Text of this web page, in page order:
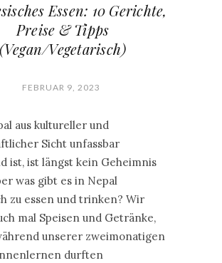
Essen: 10 Gerichte,
Preise & Tipps
(Vegan/Vegetarisch)
FEBRUAR 9, 2023
aus kultureller und
Sicht unfassbar
ist, ist längst kein Geheimnis
was gibt es in Nepal
zu essen und trinken? Wir
mal Speisen und Getränke,
unserer zweimonatigen
durften